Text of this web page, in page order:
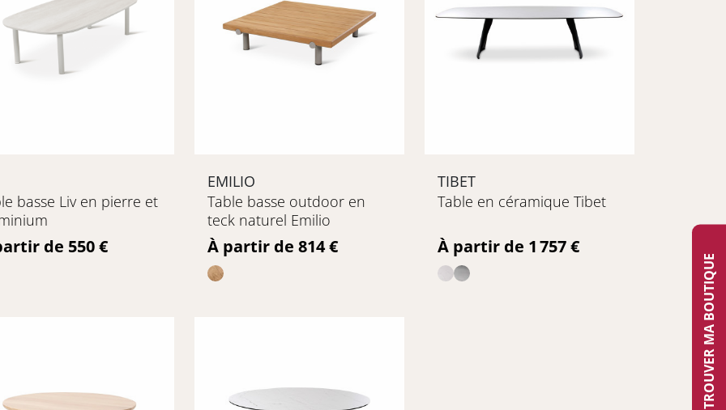
basse Liv en pierre et
de 550 €
EMILIO
Table basse outdoor en
teck naturel Emilio
Prix
À partir de 814 €
TIBET
Table en céramique Tibet
Prix
À partir de 1 757 €
TROUVER MA BOUTIQUE